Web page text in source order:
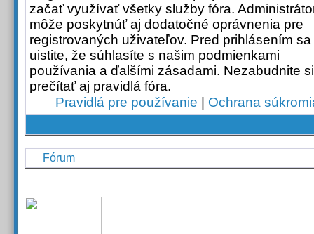
začať využívať všetky služby fóra.
môže poskytnúť aj dodatočné oprávnenia pre
registrovaných uživateľov. Pred prihlásením sa
uistite, že súhlasíte s našim podmienkami
používania a ďalšími zásadami. Nezabudnite si
prečítať aj pravidlá fóra.
Pravidlá pre používanie
Ochrana
Fórum